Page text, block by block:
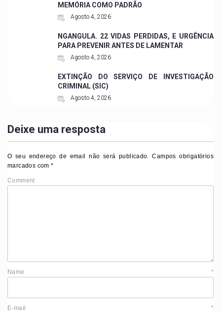
MEMÓRIA COMO PADRÃO
Agosto 4, 2026
NGANGULA. 22 VIDAS PERDIDAS, E URGÊNCIA
PARA PREVENIR ANTES DE LAMENTAR
Agosto 4, 2026
EXTINÇÃO DO SERVIÇO DE INVESTIGAÇÃO
CRIMINAL (SIC)
Agosto 4, 2026
Deixe uma resposta
O seu endereço de email não será publicado.
Campos obrigatórios
marcados com*
Comment
Name *
E-mail *